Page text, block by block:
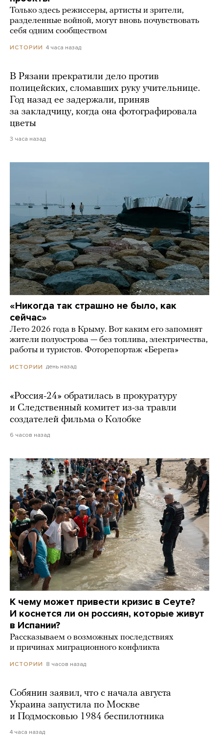
Только здесь режиссеры, артисты и зрители,
разделенные войной, могут вновь почувствовать
себя одним сообществом
ИСТОРИИ 4 часа назад
В Рязани прекратили дело против
полицейских, сломавших руку учительнице.
Год назад ее задержали, приняв
за закладчицу, когда она фотографировала
цветы
3 часа назад
«Никогда так страшно не было, как
сейчас»
Лето 2026 года в Крыму. Вот каким его запомнят
жители полуострова — без топлива, электричества,
работы и туристов. Фоторепортаж «Берега»
ИСТОРИИ день назад
«Россия-24» обратилась в прокуратуру
и Следственный комитет из-за травли
создателей фильма о Колобке
6 часов назад
К чему может привести кризис в Сеуте?
И коснется ли он россиян, которые живут
в Испании?
Рассказываем о возможных последствиях
и причинах миграционного конфликта
ИСТОРИИ 8 часов назад
Собянин заявил, что с начала августа
Украина запустила по Москве
и Подмосковью 1984 беспилотника
4 часа назад